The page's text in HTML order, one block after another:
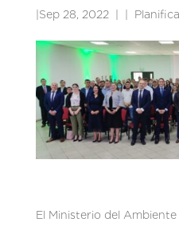
Sep 28, 2022
El Ministerio del